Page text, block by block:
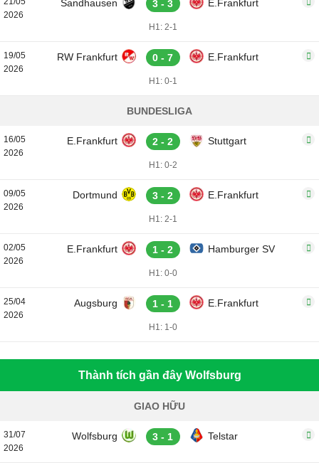
2026
Sandhausen 3 - 3 E.Frankfurt
H1: 2-1
19/05
2026
RW Frankfurt 0 - 7 E.Frankfurt
H1: 0-1
BUNDESLIGA
16/05
2026
E.Frankfurt 2 - 2 Stuttgart
H1: 0-2
09/05
2026
Dortmund 3 - 2 E.Frankfurt
H1: 2-1
02/05
2026
E.Frankfurt 1 - 2 Hamburger SV
H1: 0-0
25/04
2026
Augsburg 1 - 1 E.Frankfurt
H1: 1-0
Thành tích gần đây Wolfsburg
GIAO HỮU
31/07
2026
Wolfsburg 3 - 1 Telstar